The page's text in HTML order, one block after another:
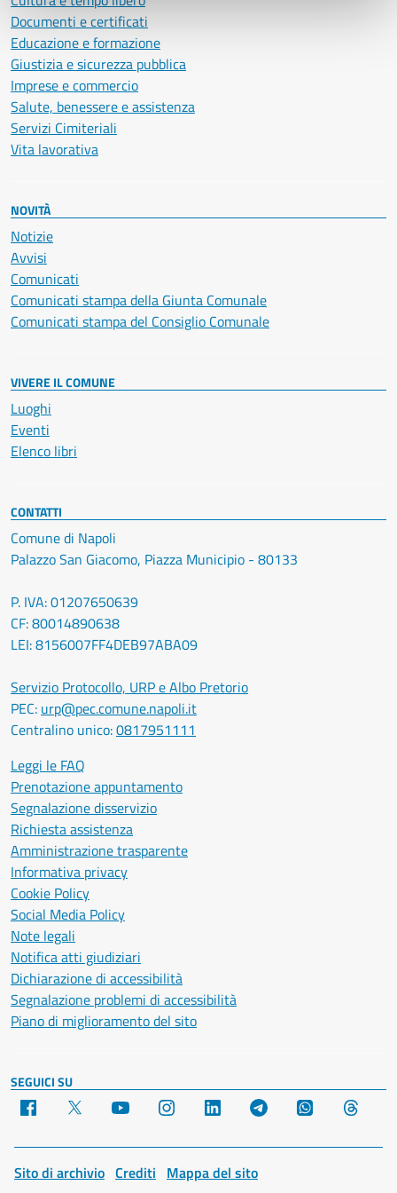
Documenti e certificati
Educazione e formazione
Giustizia e sicurezza pubblica
Imprese e commercio
Salute, benessere e assistenza
Servizi Cimiteriali
Vita lavorativa
NOVITÀ
Notizie
Avvisi
Comunicati
Comunicati stampa della Giunta Comunale
Comunicati stampa del Consiglio Comunale
VIVERE IL COMUNE
Luoghi
Eventi
Elenco libri
CONTATTI
Comune di Napoli
Palazzo San Giacomo, Piazza Municipio - 80133
P. IVA: 01207650639
CF: 80014890638
LEI: 8156007FF4DEB97ABA09
Servizio Protocollo, URP e Albo Pretorio
PEC: urp@pec.comune.napoli.it
Centralino unico:0817951111
Leggi le FAQ
Prenotazione appuntamento
Segnalazione disservizio
Richiesta assistenza
Amministrazione trasparente
Informativa privacy
Cookie Policy
Social Media Policy
Note legali
Notifica atti giudiziari
Dichiarazione di accessibilità
Segnalazione problemi di accessibilità
Piano di miglioramento del sito
SEGUICI SU
Facebook YouTube Instagram LinkedIn Telegram WhatsApp
Sito di archivio Crediti Mappa del sito